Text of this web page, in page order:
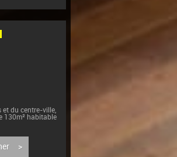
et du centre-ville,
130m² habitable
>